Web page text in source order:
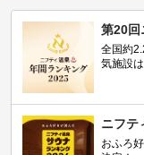
第20回
全国約
気施設
ニフテ
おふろ